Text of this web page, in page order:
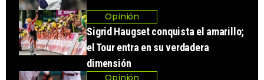
Opinión
Sigrid Haugset conquista el amarillo;
el Tour entra en su verdadera
dimensión
Opinión